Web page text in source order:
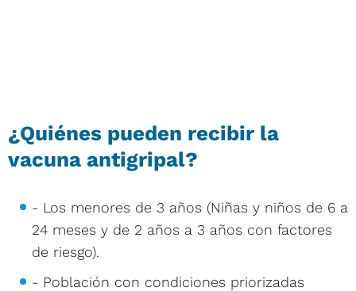
¿Quiénes pueden recibir la
vacuna antigripal?
- Los menores de 3 años (Niñas y niños de 6 a
24 meses y de 2 años a 3 años con factores
de riesgo).
- Población con condiciones priorizadas